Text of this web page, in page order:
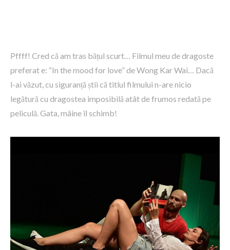
Pffff! Cred că am tras bățul scurt… Filmul meu de dragoste
preferat e: “In the mood for love” de Wong Kar Wai… Dacă
l-ai văzut, cu siguranță știi că titlul filmului n-are nicio
legătură cu dragostea imposibilă atât de frumos redată pe
peliculă. Gata, mâine îl schimb!